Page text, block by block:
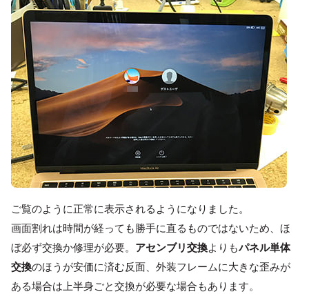
ご覧のように正常に表示されるようになりました。
画面割れは時間が経っても勝手に直るものではないため、ほ
ぼ必ず交換か修理が必要。 アセンブリ交換よりもパネル単体
交換のほうが安価に済む反面、外装フレームに大きな歪みが
ある場合は上半身ごと交換が必要な場合もあります。